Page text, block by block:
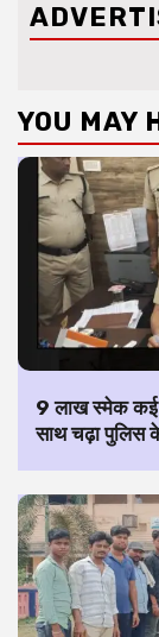
YOU MAY
9 लाख स्मेक कई
साथ चढ़ा पुलिस